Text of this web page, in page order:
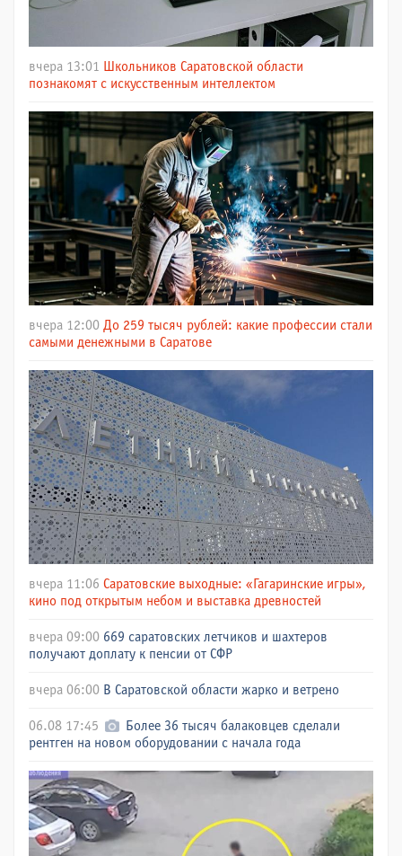
вчера 13:01
Школьников Саратовской области
познакомят с искусственным интеллектом
вчера 12:00 До 259 тысяч рублей: какие профессии стали
самыми денежными в Саратове
вчера 11:06 Саратовские выходные: «Гагаринские игры»,
кино под открытым небом и выставка древностей
вчера 09:00 669 саратовских летчиков и шахтеров
получают доплату к пенсии от СФР
вчера 06:00 В Саратовской области жарко и ветрено
06.08 17:45
Более 36 тысяч балаковцев сделали
рентген на новом оборудовании с начала года